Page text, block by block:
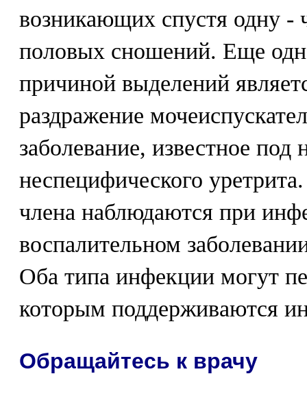
возникающих спустя одну -
половых сношений. Еще
причиной выделений
раздражение
заболевание, известное под
неспецифического
члена наблюдаются при
воспалительном
Оба типа инфекции могут
которым поддерживаются
Обращайтесь к врачу